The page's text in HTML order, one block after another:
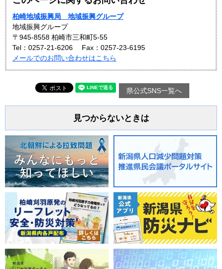
柏崎地域振興局 地域振興グループ
地域振興グループ
〒945-8558 柏崎市三和町5-55
Tel：0257-21-6206
Fax：0257-23-6195
メールでのお問い合わせはこちら
県公式SNS一覧へ
見つからないときは